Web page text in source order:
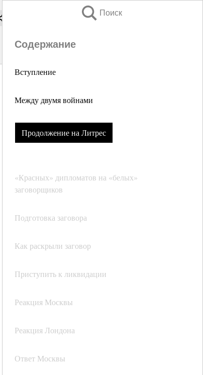
Поиск
Содержание
Вступление
Между двумя войнами
Продолжение на Литрес
«Красных» дипломатов на «белых»
заговорщиков
Подготовка заговора
Как раскрыли заговор
Приступить к ликвидации
Реакция Москвы
Реакция Лондона
Ответ Москвы